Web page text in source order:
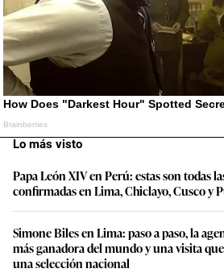
Lo más visto
Papa León XIV en Perú: estas son todas
confirmadas en Lima, Chiclayo, Cusco y
Simone Biles en Lima: paso a paso, la
más ganadora del mundo y una visita
una selección nacional